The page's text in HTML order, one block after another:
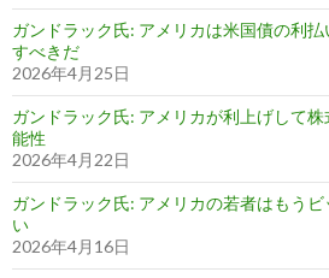
ガンドラック氏: アメリカは米国債の利
すべきだ
2026年4月25日
ガンドラック氏: アメリカが利上げして
能性
2026年4月22日
ガンドラック氏: アメリカの若者はもう
い
2026年4月16日